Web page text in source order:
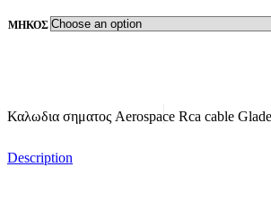
ΜΉΚΟΣ
Καλωδια σηματος Aerospace Rca cable
Description